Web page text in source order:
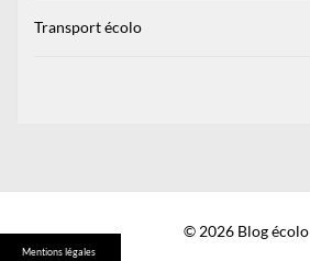
Mentions légales
Transport écolo
© 2026 Blog écolo